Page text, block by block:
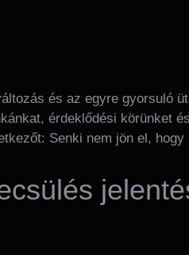
és az egyre gyorsuló
érdeklődési körünket
Senki nem jön el,